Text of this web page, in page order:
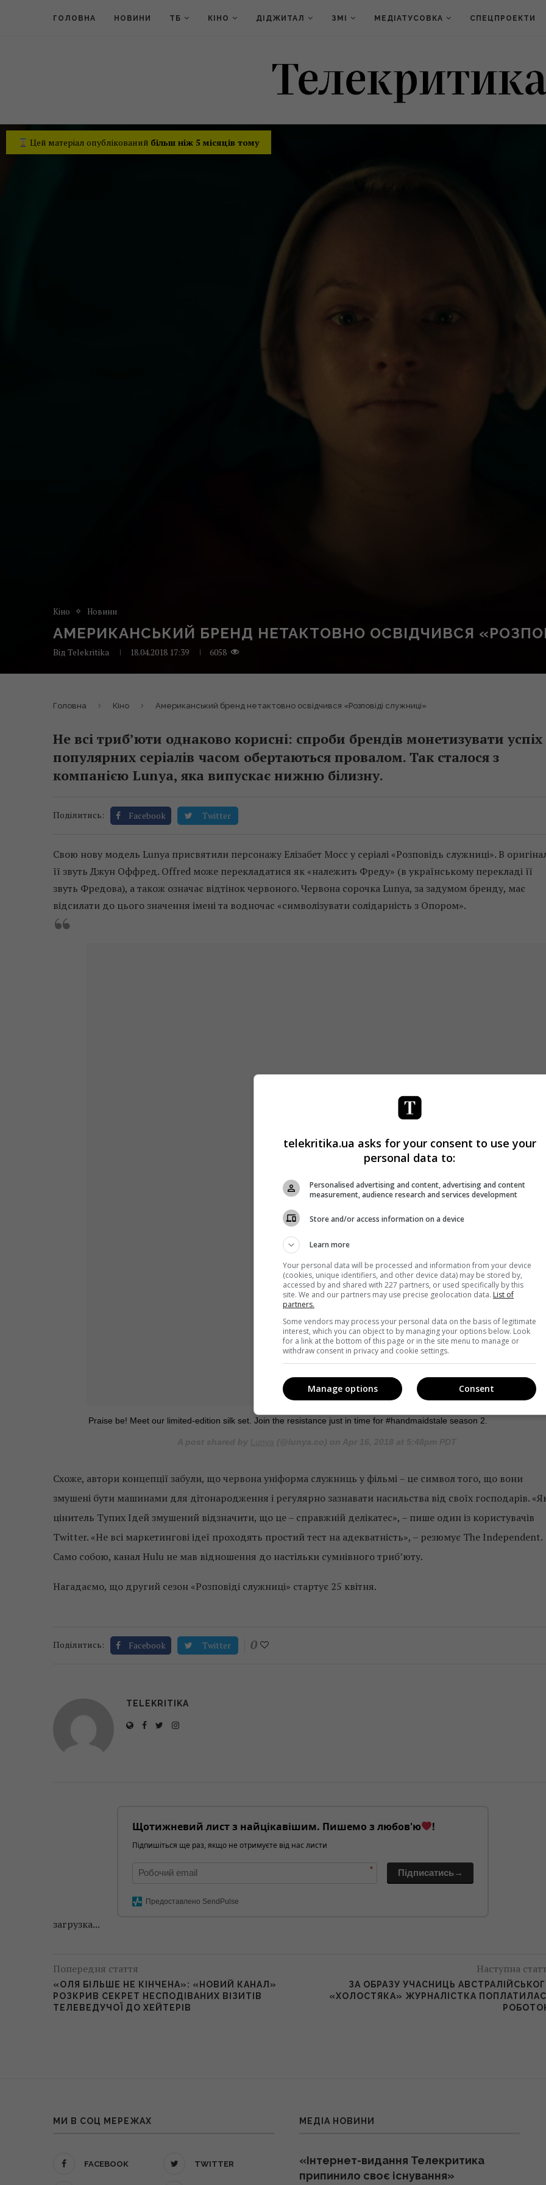
ГОЛОВНА НОВИНИ ТБ КІНО ДІДЖИТАЛ ЗМІ МЕДІАТУСОВКА СПЕЦПРОЕКТИ
Цей матеріал опублікований більш ніж 5 місяців тому
Кіно Новини
АМЕРИКАНСЬКИЙ БРЕНД НЕТАКТОВНО ОСВІДЧИВСЯ
Від Telekritika 18.04.2018 17:39 6058
Головна Кіно Американський бренд нетактовно освідчився «Розповіді служниці»
Не всі триб’юти однаково корисні: спроби брендів монетизувати успіх
популярних серіалів часом обертаються провалом. Так сталося з
компанією Lunya, яка випускає нижню білизну.
Поділитись: Facebook Twitter
Свою нову модель Lunya присвятили персонажу Елізабет Мосс у серіалі «Розповідь служниці». В
її звуть Джун Оффред. Offred може перекладатися як «належить Фреду» (в українському перекладі її
звуть Фредова), а також означає відтінок червоного. Червона сорочка Lunya, за задумом бренду, має
відсилати до цього значення імені та водночас «символізувати солідарність з Опором».
Praise be! Meet our limited-edition silk set. Join the resistance just in time for #handmaidstale season 2.
Схоже, автори концепції забули, що червона уніформа служниць у фільмі – це символ того, що вони
змушені бути машинами для дітонародження і регулярно зазнавати насильства від своїх господарів.
цінитель Тупих Ідей змушений відзначити, що це – справжній делікатес», – пише один із користувачів
Twitter. «Не всі маркетингові ідеї проходять простий тест на адекватність», – резюмує The Independent.
Само собою, канал Hulu не мав відношення до настільки сумнівного триб’юту.
Нагадаємо, що другий сезон «Розповіді служниці» стартує 25 квітня.
Поділитись: Facebook Twitter 0
TELEKRITIKA
Щотижневий лист з найцікавішим. Пишемо з любов'ю !
Підпишіться ще раз, якщо не отримуєте від нас листи
* Підписатись→
Предоставлено SendPulse
загрузка...
Попередня стаття
«ОЛЯ БІЛЬШЕ НЕ КІНЧЕНА»: «НОВИЙ КАНАЛ»
РОЗКРИВ СЕКРЕТ НЕСПОДІВАНИХ ВІЗИТІВ
ТЕЛЕВЕДУЧОЇ ДО ХЕЙТЕРІВ
Наступна
ЗА ОБРАЗУ УЧАСНИЦЬ
«ХОЛОСТЯКА» ЖУРНАЛІСТКА
МИ В СОЦ МЕРЕЖАХ
FACEBOOK TWITTER
МЕДІА НОВИНИ
«Інтернет-видання Телекритика
припинило своє існування»
telekritika.ua asks for your consent to use your
personal data to:
Personalised advertising and content, advertising and content
measurement, audience research and services development
Store and/or access information on a device
Learn more
Your personal data will be processed and information from your device
(cookies, unique identifiers, and other device data) may be stored by,
accessed by and shared with 227 partners, or used specifically by this
site. We and our partners may use precise geolocation data. List of
partners.
Some vendors may process your personal data on the basis of legitimate
interest, which you can object to by managing your options below. Look
for a link at the bottom of this page or in the site menu to manage or
withdraw consent in privacy and cookie settings.
Consent
Manage options